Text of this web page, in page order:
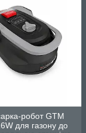
робот GTM
для газону до